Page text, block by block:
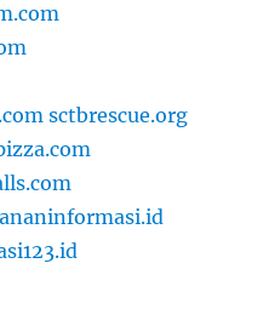
sctbrescue.org